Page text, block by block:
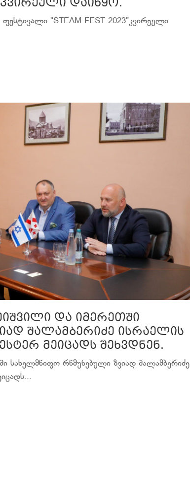
დაიწყო.
"STEAM-FEST 2023"კვირეული
და იმერეთში
შალამბერიძე ისრაელის
მეიცადს შეხვდნენ.
სახელმწიფო რწმუნებული ზვიად შალამბერიძე